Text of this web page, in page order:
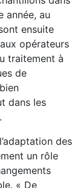
année, au
ensuite
opérateurs
traitement à
de
dans les
des
un rôle
« De